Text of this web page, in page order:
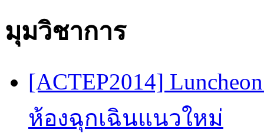
มุมวิชาการ
[ACTEP2014]
ห้องฉุกเฉินแนวใหม่